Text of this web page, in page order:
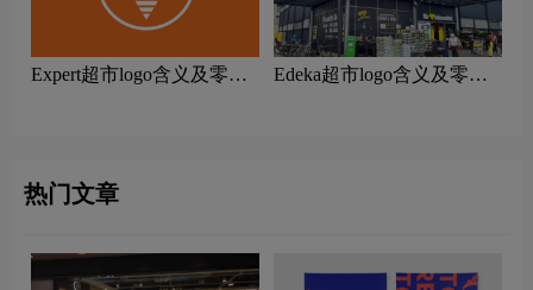
Expert超市logo含义及零售
Edeka超市logo含义及零售
热门文章